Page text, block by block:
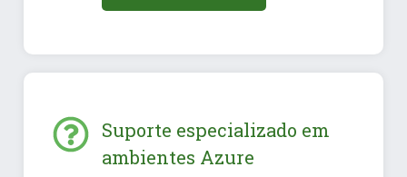
Suporte especializado em
ambientes Azure